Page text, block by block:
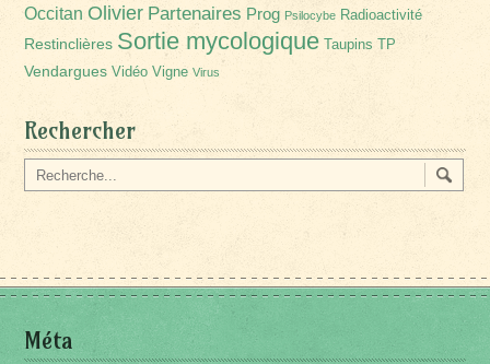
Occitan Olivier Partenaires Prog Psilocybe Radioactivité
Restinclières Sortie mycologique Taupins TP
Vendargues Vidéo Vigne Virus
Rechercher
Méta